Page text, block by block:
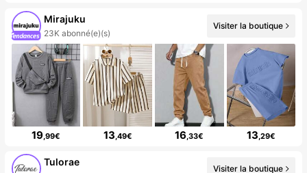
Mirajuku
23K abonné(e)(s)
Visiter la boutique
19,99€ 13,49€ 16,33€ 13,29€
Tulorae
Visiter la boutique